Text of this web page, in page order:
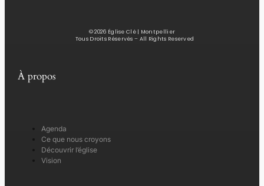
© 2026 Église Clé | Montpellier
Tous Droits Réservés – All Rights Reserved
À propos
Agenda
Ce que nous croyons
Découvrir l’église
Vision